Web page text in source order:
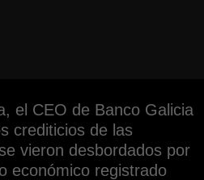
el CEO de Banco Galicia
crediticios de las
vieron desbordados por
económico registrado